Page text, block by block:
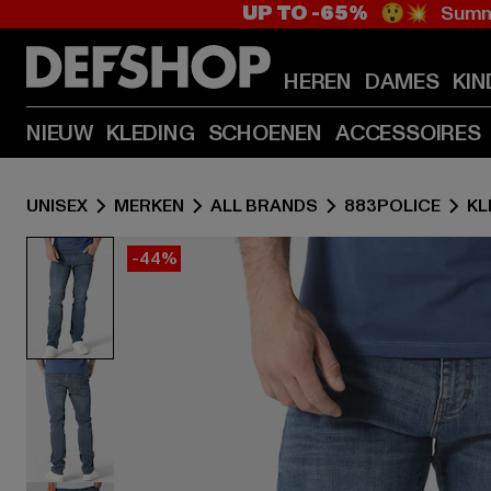
UP TO -65% 😲💥
HEREN DAMES
NIEUW KLEDING SCHOENEN ACCESSOIRES
UNISEX MERKEN ALL BRANDS 883POLICE
-44%